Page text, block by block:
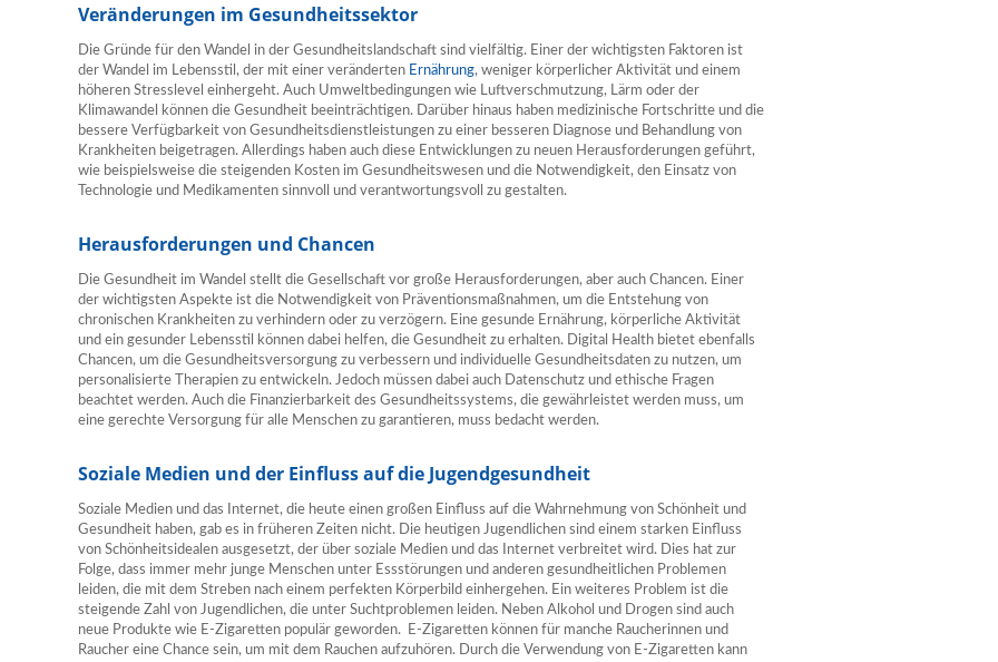
Veränderungen im Gesundheitssektor
Die Gründe für den Wandel in der Gesundheitslandschaft sind vielfältig. Einer der wichtigsten Faktoren ist
der Wandel im Lebensstil, der mit einer veränderten Ernährung, weniger körperlicher Aktivität und einem
höheren Stresslevel einhergeht. Auch Umweltbedingungen wie Luftverschmutzung, Lärm oder der
Klimawandel können die Gesundheit beeinträchtigen. Darüber hinaus haben medizinische Fortschritte und die
bessere Verfügbarkeit von Gesundheitsdienstleistungen zu einer besseren Diagnose und Behandlung von
Krankheiten beigetragen. Allerdings haben auch diese Entwicklungen zu neuen Herausforderungen geführt,
wie beispielsweise die steigenden Kosten im Gesundheitswesen und die Notwendigkeit, den Einsatz von
Technologie und Medikamenten sinnvoll und verantwortungsvoll zu gestalten.
Herausforderungen und Chancen
Die Gesundheit im Wandel stellt die Gesellschaft vor große Herausforderungen, aber auch Chancen. Einer
der wichtigsten Aspekte ist die Notwendigkeit von Präventionsmaßnahmen, um die Entstehung von
chronischen Krankheiten zu verhindern oder zu verzögern. Eine gesunde Ernährung, körperliche Aktivität
und ein gesunder Lebensstil können dabei helfen, die Gesundheit zu erhalten. Digital Health bietet ebenfalls
Chancen, um die Gesundheitsversorgung zu verbessern und individuelle Gesundheitsdaten zu nutzen, um
personalisierte Therapien zu entwickeln. Jedoch müssen dabei auch Datenschutz und ethische Fragen
beachtet werden. Auch die Finanzierbarkeit des Gesundheitssystems, die gewährleistet werden muss, um
eine gerechte Versorgung für alle Menschen zu garantieren, muss bedacht werden.
Soziale Medien und der Einfluss auf die Jugendgesundheit
Soziale Medien und das Internet, die heute einen großen Einfluss auf die Wahrnehmung von Schönheit und
Gesundheit haben, gab es in früheren Zeiten nicht. Die heutigen Jugendlichen sind einem starken Einfluss
von Schönheitsidealen ausgesetzt, der über soziale Medien und das Internet verbreitet wird. Dies hat zur
Folge, dass immer mehr junge Menschen unter Essstörungen und anderen gesundheitlichen Problemen
leiden, die mit dem Streben nach einem perfekten Körperbild einhergehen. Ein weiteres Problem ist die
steigende Zahl von Jugendlichen, die unter Suchtproblemen leiden. Neben Alkohol und Drogen sind auch
neue Produkte wie E-Zigaretten populär geworden. E-Zigaretten können für manche Raucherinnen und
Raucher eine Chance sein, um mit dem Rauchen aufzuhören. Durch die Verwendung von E-Zigaretten kann